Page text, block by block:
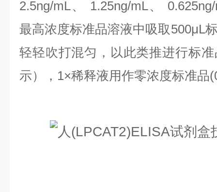
2.5ng/mL、 1.25ng/mL、
最高浓度标准品溶液中吸取500μL
轻轻吹打混匀，以此类推进行标
示），1×稀释液用作零浓度标准品